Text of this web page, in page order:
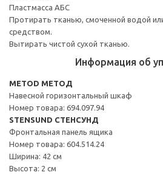
Пластмасса АБС
Протирать тканью, смоченной водой
средством.
Вытирать чистой сухой тканью.
Информация об
METOD МЕТОД
Навесной горизонтальный шкаф
Номер товара: 694.097.94
STENSUND СТЕНСУНД
Фронтальная панель ящика
Номер товара: 604.514.24
Ширина: 42 см
Высота: 2 см